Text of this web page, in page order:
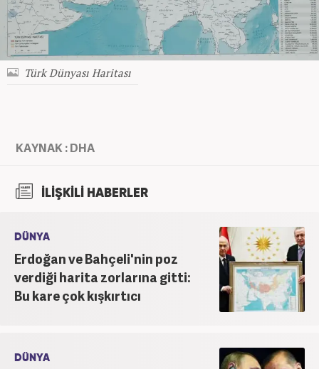
Türk Dünyası Haritası
KAYNAK : DHA
İLİŞKİLİ HABERLER
DÜNYA
Erdoğan ve Bahçeli'nin poz
verdiği harita zorlarına gitti:
Bu kare çok kışkırtıcı
DÜNYA